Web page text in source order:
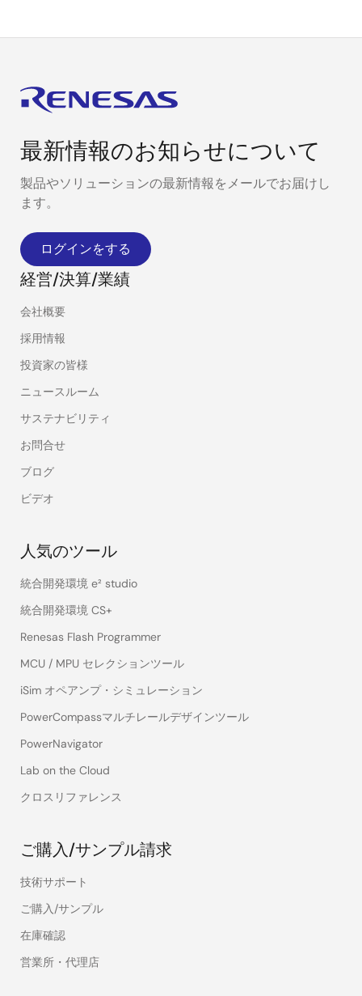
最新情報のお知らせについて
製品やソリューションの最新情報をメールでお届けし
ます。
ログインをする
経営/決算/業績
会社概要
採用情報
投資家の皆様
ニュースルーム
サステナビリティ
お問合せ
ブログ
ビデオ
人気のツール
統合開発環境 e² studio
統合開発環境 CS+
Renesas Flash Programmer
MCU / MPU セレクションツール
iSim オペアンプ・シミュレーション
PowerCompassマルチレールデザインツール
PowerNavigator
Lab on the Cloud
クロスリファレンス
ご購入/サンプル請求
技術サポート
ご購入/サンプル
在庫確認
営業所・代理店